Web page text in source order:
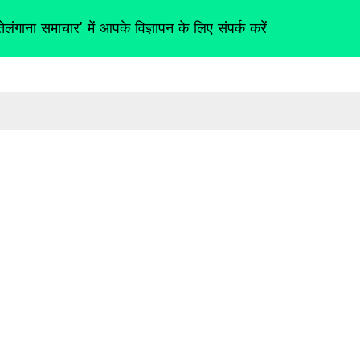
समाचार' में आपके विज्ञापन के लिए संपर्क करें